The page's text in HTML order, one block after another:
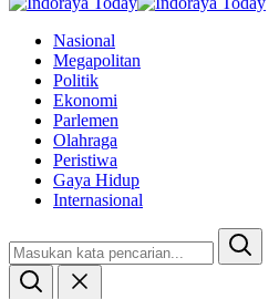
Nasional
Megapolitan
Politik
Ekonomi
Parlemen
Olahraga
Peristiwa
Gaya Hidup
Internasional